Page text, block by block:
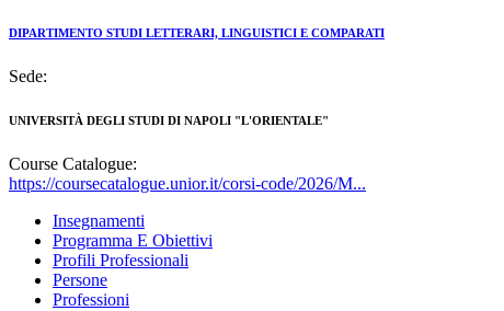
DIPARTIMENTO STUDI LETTERARI, LINGUISTICI E COMPARATI
Sede:
UNIVERSITÀ DEGLI STUDI DI NAPOLI "L'ORIENTALE"
Course Catalogue:
https://coursecatalogue.unior.it/corsi-code/2026/M...
Insegnamenti
Programma E Obiettivi
Profili Professionali
Persone
Professioni